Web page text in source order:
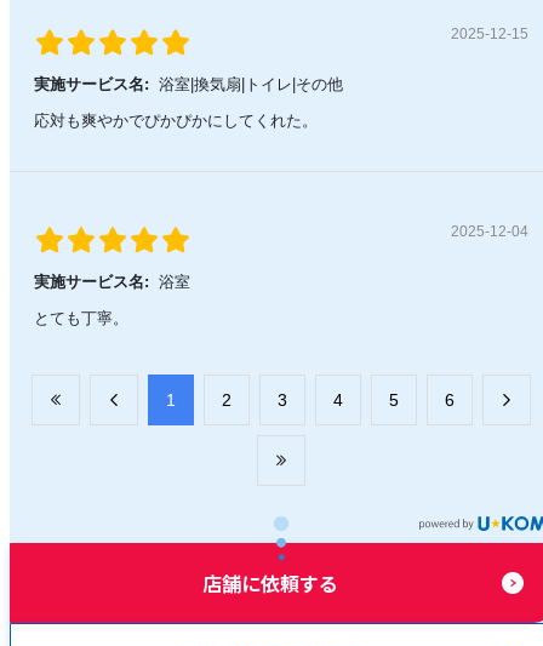
2025-12-15
実施サービス名: 浴室|換気扇|トイレ|その他
応対も爽やかでぴかぴかにしてくれた。
2025-12-04
実施サービス名: 浴室
とても丁寧。
​1 ​2 ​3 ​4 ​5 ​6
店舗に依頼する